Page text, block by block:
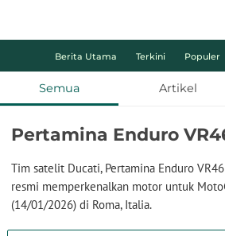
Berita Utama Terkini Populer
Semua Artikel
Pertamina Enduro
Tim satelit Ducati, Pertamina Enduro
resmi memperkenalkan motor untuk
(14/01/2026) di Roma, Italia.